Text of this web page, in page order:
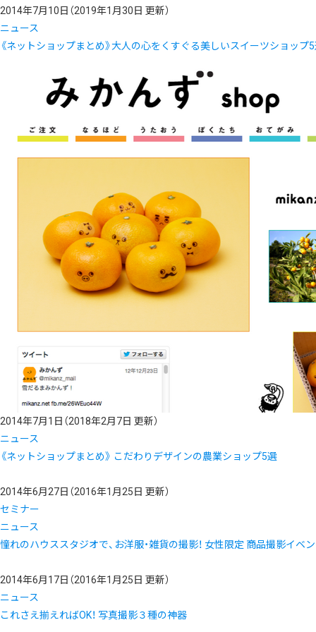
2014年7月10日 （2019年1月30日 更新）
ニュース
《ネットショップまとめ》大人の心をくすぐる美しいスイーツショップ
2014年7月1日 （2018年2月7日 更新）
ニュース
《ネットショップまとめ》 こだわりデザインの農業ショップ5選
2014年6月27日 （2016年1月25日 更新）
セミナー
ニュース
憧れのハウススタジオで、お洋服・雑貨の撮影！ 女性限定 商品撮影イベ
2014年6月17日 （2016年1月25日 更新）
ニュース
これさえ揃えればOK！ 写真撮影３種の神器